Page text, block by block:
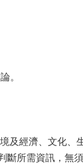
。
及經濟、文化、
所需資訊，無